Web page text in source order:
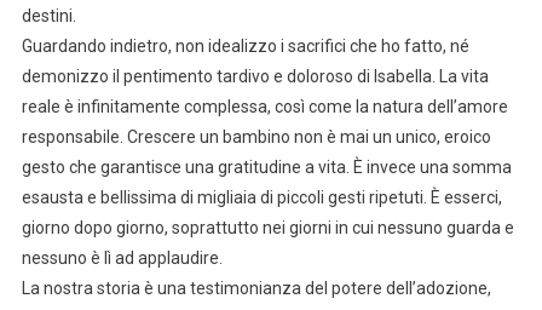
destini.
Guardando indietro, non idealizzo i sacrifici che ho fatto, né
demonizzo il pentimento tardivo e doloroso di Isabella. La vita
reale è infinitamente complessa, così come la natura dell’amore
responsabile. Crescere un bambino non è mai un unico, eroico
gesto che garantisce una gratitudine a vita. È invece una somma
esausta e bellissima di migliaia di piccoli gesti ripetuti. È esserci,
giorno dopo giorno, soprattutto nei giorni in cui nessuno guarda e
nessuno è lì ad applaudire.
La nostra storia è una testimonianza del potere dell’adozione,